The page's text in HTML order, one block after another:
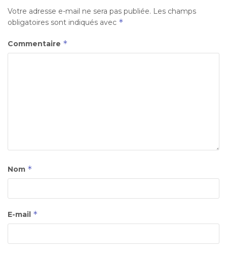
Votre adresse e-mail ne sera pas publiée. Les champs
obligatoires sont indiqués avec *
Commentaire *
Nom *
E-mail *